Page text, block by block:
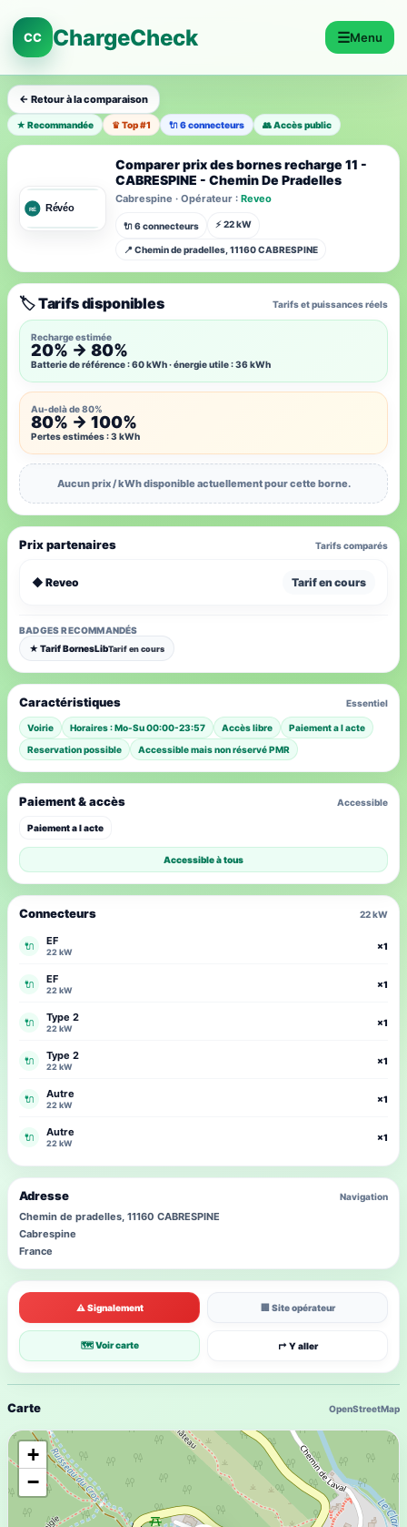
CC ChargeCheck ☰Menu
← Retour à la comparaison
★ Recommandée ♛ Top #1 🔌 6 connecteurs 👥 Accès public
Comparer prix des bornes recharge 11 -
CABRESPINE - Chemin De Pradelles
Cabrespine · Opérateur : Reveo
🔌 6 connecteurs ⚡ 22 kW
📍 Chemin de pradelles, 11160 CABRESPINE
Carte OpenStreetMap
+
−
🏷️ Tarifs disponibles Tarifs et puissances réels
Recharge estimée
20% → 80%
Batterie de référence : 60 kWh · énergie utile : 36 kWh
Au-delà de 80%
80% → 100%
Pertes estimées : 3 kWh
Aucun prix / kWh disponible actuellement pour cette borne.
Prix partenaires Tarifs comparés
◆ Reveo Tarif en cours
BADGES RECOMMANDÉS
★ Tarif BornesLibTarif en cours
⚠ Signalement 🏢 Site opérateur
🗺 Voir carte ↱ Y aller
Caractéristiques Essentiel
Voirie Horaires : Mo-Su 00:00-23:57 Accès libre
Paiement a l acte
Reservation possible
Accessible mais non réservé PMR
Connecteurs 22 kW
🔌 EF
22 kW
×1
🔌 EF
22 kW
×1
🔌 Type 2
22 kW
×1
🔌 Type 2
22 kW
×1
🔌 Autre
22 kW
×1
🔌 Autre
22 kW
×1
Paiement & accès Accessible
Paiement a l acte
Accessible à tous
Adresse Navigation
Chemin de pradelles, 11160 CABRESPINE
Cabrespine
France